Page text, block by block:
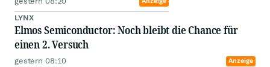
LYNX
Elmos Semiconductor: Noch bleibt die Chance für
einen 2. Versuch
gestern 08:10 Anzeige